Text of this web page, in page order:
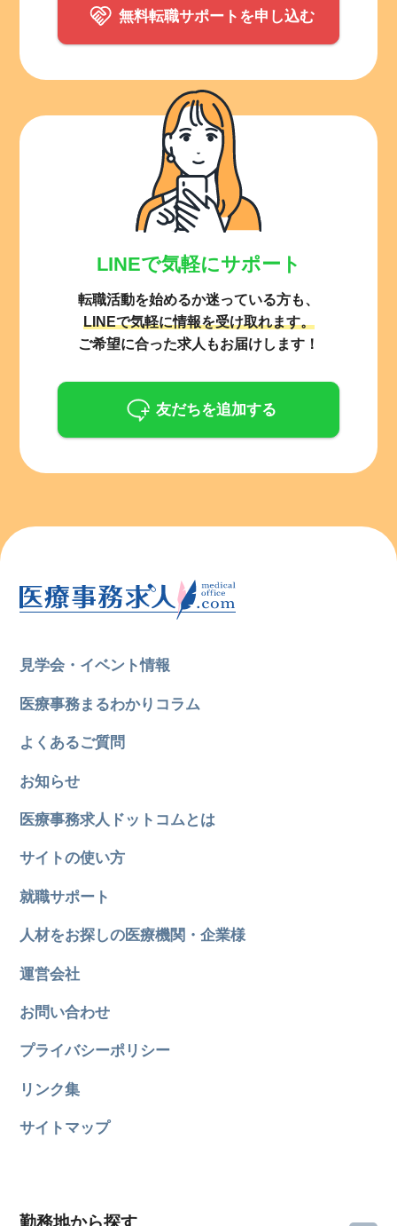
無料転職サポートを申し込む
LINEで気軽にサポート
転職活動を始めるか迷っている方も、
LINEで気軽に情報を受け取れます。
ご希望に合った求人もお届けします！
友だちを追加する
見学会・イベント情報
医療事務まるわかりコラム
よくあるご質問
お知らせ
医療事務求人ドットコムとは
サイトの使い方
就職サポート
人材をお探しの医療機関・企業様
運営会社
お問い合わせ
プライバシーポリシー
リンク集
サイトマップ
勤務地から探す